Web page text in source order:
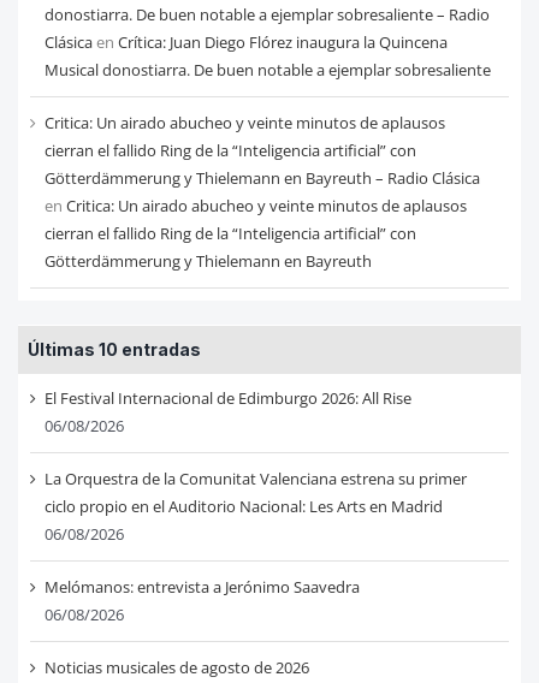
donostiarra. De buen notable a ejemplar sobresaliente – Radio
Clásicaen Crítica: Juan Diego Flórez inaugura la Quincena
Musical donostiarra. De buen notable a ejemplar sobresaliente
Critica: Un airado abucheo y veinte minutos de aplausos
cierran el fallido Ring de la “Inteligencia artificial” con
Götterdämmerung y Thielemann en Bayreuth – Radio Clásica
en Critica: Un airado abucheo y veinte minutos de aplausos
cierran el fallido Ring de la “Inteligencia artificial” con
Götterdämmerung y Thielemann en Bayreuth
Últimas 10 entradas
El Festival Internacional de Edimburgo 2026: All Rise
06/08/2026
La Orquestra de la Comunitat Valenciana estrena su primer
ciclo propio en el Auditorio Nacional: Les Arts en Madrid
06/08/2026
Melómanos: entrevista a Jerónimo Saavedra
06/08/2026
Noticias musicales de agosto de 2026